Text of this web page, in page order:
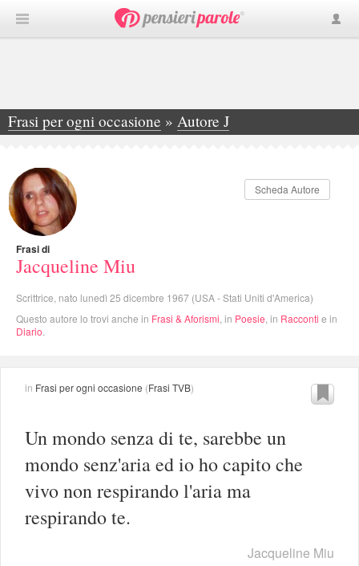
Frasi per ogni occasione » Autore J
»Jacqueline Miu
Scheda Autore
Frasi di
Jacqueline Miu
Scrittrice, nato lunedì 25 dicembre 1967 (USA - Stati Uniti d'America)
Questo autore lo trovi anche in Frasi & Aforismi , in Poesie , in Racconti e in
Diario
in Frasi per ogni occasione (Frasi TVB)
Un mondo senza di te, sarebbe un
mondo senz'aria ed io ho capito che
vivo non respirando l'aria ma
respirando te.
Jacqueline Miu